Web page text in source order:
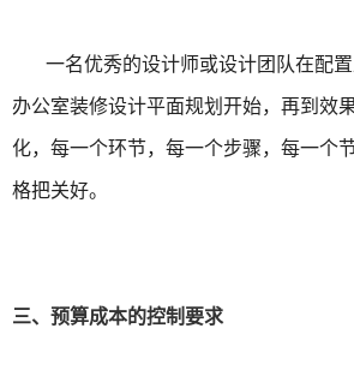
一名优秀的设计师或设计团队在配
办公室装修设计平面规划开始，再到效
化，每一个环节，每一个步骤，每一个
格把关好。
三、预算成本的控制要求